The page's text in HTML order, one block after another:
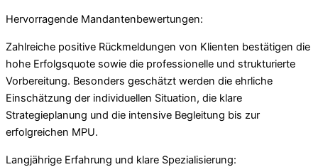
Hervorragende Mandantenbewertungen:
Zahlreiche positive Rückmeldungen von Klienten bestätigen die
hohe Erfolgsquote sowie die professionelle und strukturierte
Vorbereitung. Besonders geschätzt werden die ehrliche
Einschätzung der individuellen Situation, die klare
Strategieplanung und die intensive Begleitung bis zur
erfolgreichen MPU.
Langjährige Erfahrung und klare Spezialisierung: